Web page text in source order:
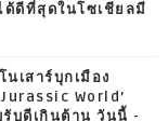
ดีที่สุดในโซเชียลมี
เสาร์บุกเมือง
World’
บดีเกินต้าน วันนี้ -